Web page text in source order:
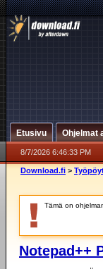
Etusivu Ohjelmat
8/7/2026 6:46:33 PM
Download.fi >
Tämä on
Notepad++